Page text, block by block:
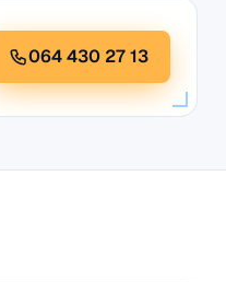
064 430 27 13